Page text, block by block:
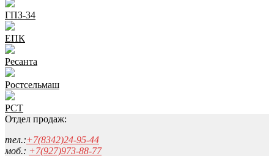
ГПЗ-34
ЕПК
Ресанта
Ростсельмаш
РСТ
Отдел продаж:
тел.:+7(8342)24-95-44
моб.: +7(927)973-88-77